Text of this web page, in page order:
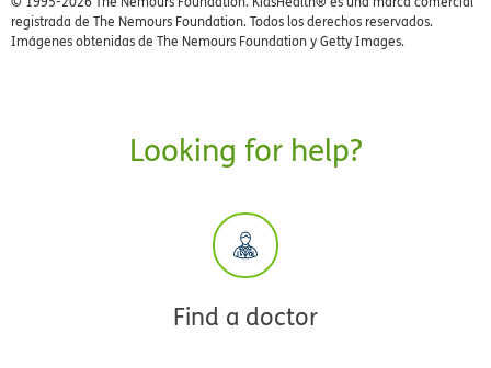
registrada de The Nemours Foundation. Todos los derechos reservados.
Imágenes obtenidas de The Nemours Foundation y Getty Images.
Looking for help?
Find a doctor